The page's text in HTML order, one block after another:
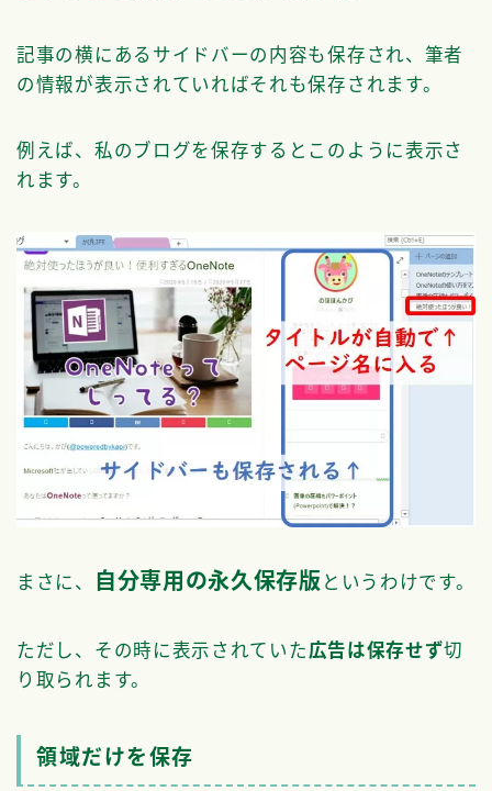
記事の横にあるサイドバーの内容も保存され、筆者
の情報が表示されていればそれも保存されます。
例えば、私のブログを保存するとこのように表示さ
れます。
まさに、 自分専用の永久保存版 というわけです。
ただし、その時に表示されていた 広告は保存せず切
り取られます。
領域だけを保存